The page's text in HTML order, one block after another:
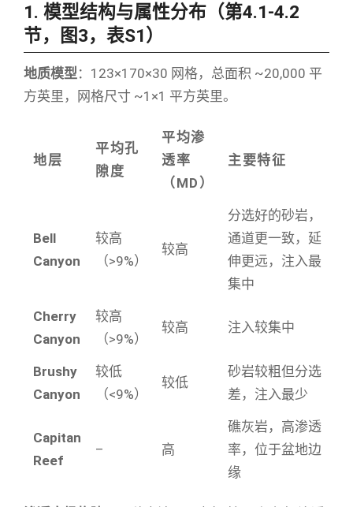
1. 模型结构与属性分布（第4.1-4.2
节，图3，表S1）
地质模型 ：123×170×30 网格，总面积 ~20,000 平
方英里，网格尺寸 ~1×1 平方英里。
地层
平均孔
隙度
平均渗
透率
（MD）
主要特征
Bell
Canyon
较高
（>9%）
较高
分选好的砂岩，
通道更一致，延
伸更远，注入最
集中
Cherry
Canyon
较高
（>9%）
较高 注入较集中
Brushy
Canyon
较低
（<9%）
较低
砂岩较粗但分选
差，注入最少
Capitan
Reef
– 高
礁灰岩，高渗透
率，位于盆地边
缘